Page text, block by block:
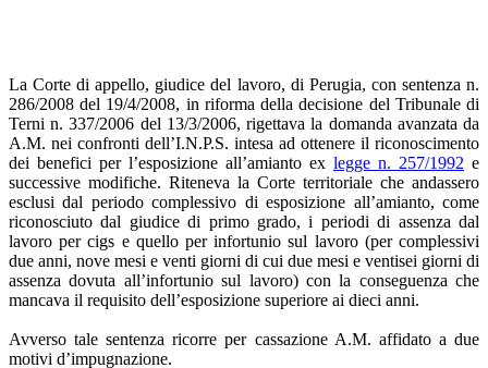
La Corte di appello, giudice del lavoro, di Perugia, con sentenza n.
286/2008 del 19/4/2008, in riforma della decisione del Tribunale di
Terni n. 337/2006 del 13/3/2006, rigettava la domanda avanzata da
A.M. nei confronti dell’I.N.P.S. intesa ad ottenere il riconoscimento
dei benefici per l’esposizione all’amianto ex legge n. 257/1992 e
successive modifiche. Riteneva la Corte territoriale che andassero
esclusi dal periodo complessivo di esposizione all’amianto, come
riconosciuto dal giudice di primo grado, i periodi di assenza dal
lavoro per cigs e quello per infortunio sul lavoro (per complessivi
due anni, nove mesi e venti giorni di cui due mesi e ventisei giorni di
assenza dovuta all’infortunio sul lavoro) con la conseguenza che
mancava il requisito dell’esposizione superiore ai dieci anni.
Avverso tale sentenza ricorre per cassazione A.M. affidato a due
motivi d’impugnazione.